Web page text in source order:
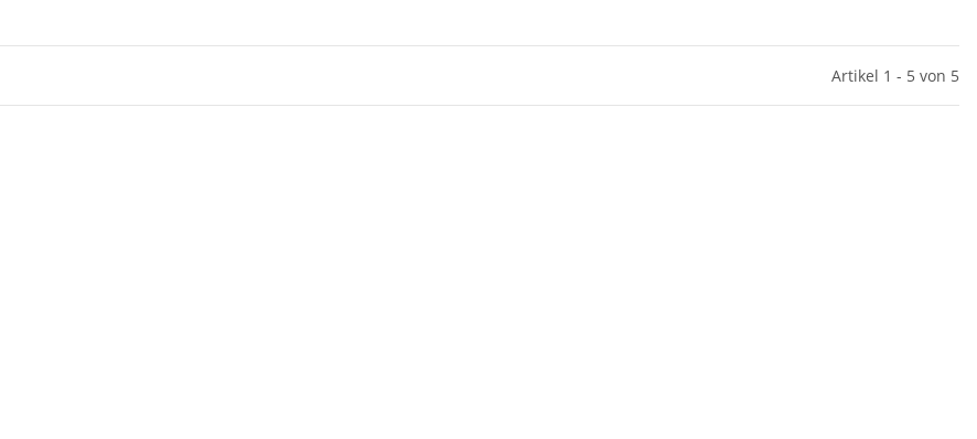
Artikel 1 - 5 von 5